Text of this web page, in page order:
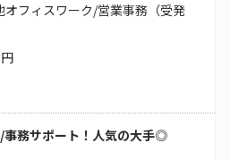
オフィスワーク/営業事務（受発
務サポート！人気の大手◎